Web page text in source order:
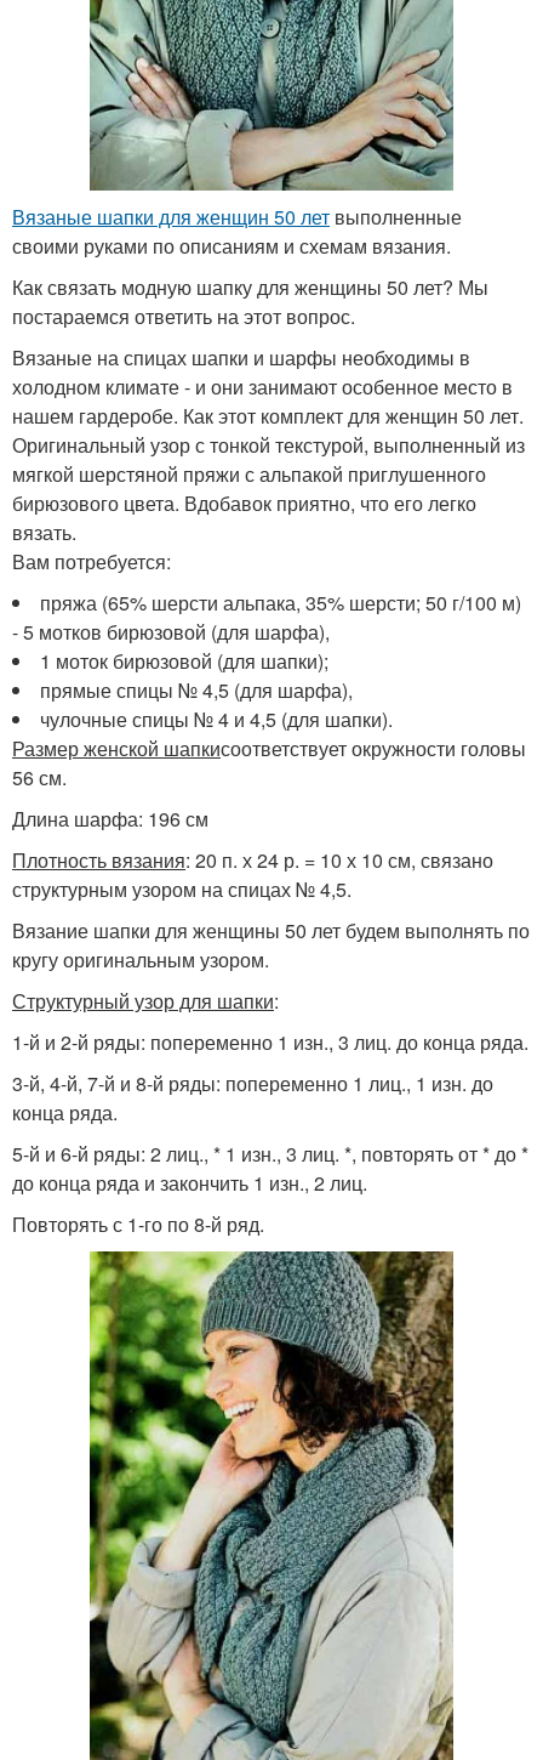
Вязаные шапки для женщин 50 лет выполненные
своими руками по описаниям и схемам вязания.
Как связать модную шапку для женщины 50 лет? Мы
постараемся ответить на этот вопрос.
Вязаные на спицах шапки и шарфы необходимы в
холодном климате - и они занимают особенное место в
нашем гардеробе. Как этот комплект для женщин 50 лет.
Оригинальный узор с тонкой текстурой, выполненный из
мягкой шерстяной пряжи с альпакой приглушенного
бирюзового цвета. Вдобавок приятно, что его легко
вязать.
Вам потребуется:
пряжа (65% шерсти альпака, 35% шерсти; 50 г/100 м)
- 5 мотков бирюзовой (для шарфа),
1 моток бирюзовой (для шапки);
прямые спицы № 4,5 (для шарфа),
чулочные спицы № 4 и 4,5 (для шапки).
Размер женской шапкисоответствует окружности головы
56 см.
Длина шарфа: 196 см
Плотность вязания: 20 п. х 24 р. = 10 х 10 см, связано
структурным узором на спицах № 4,5.
Вязание шапки для женщины 50 лет будем выполнять по
кругу оригинальным узором.
Структурный узор для шапки:
1-й и 2-й ряды: попеременно 1 изн., 3 лиц. до конца ряда.
3-й, 4-й, 7-й и 8-й ряды: попеременно 1 лиц., 1 изн. до
конца ряда.
5-й и 6-й ряды: 2 лиц., * 1 изн., 3 лиц. *, повторять от * до *
до конца ряда и закончить 1 изн., 2 лиц.
Повторять с 1-го по 8-й ряд.